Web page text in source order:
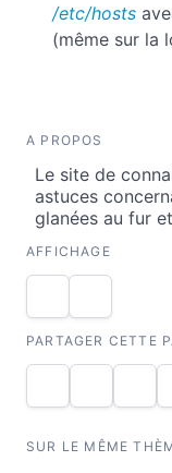
/etc/hosts
(même sur la
A PROPOS
Le site de
astuces
glanées au fur
AFFICHAGE
PARTAGER CETTE
SUR LE MÊME